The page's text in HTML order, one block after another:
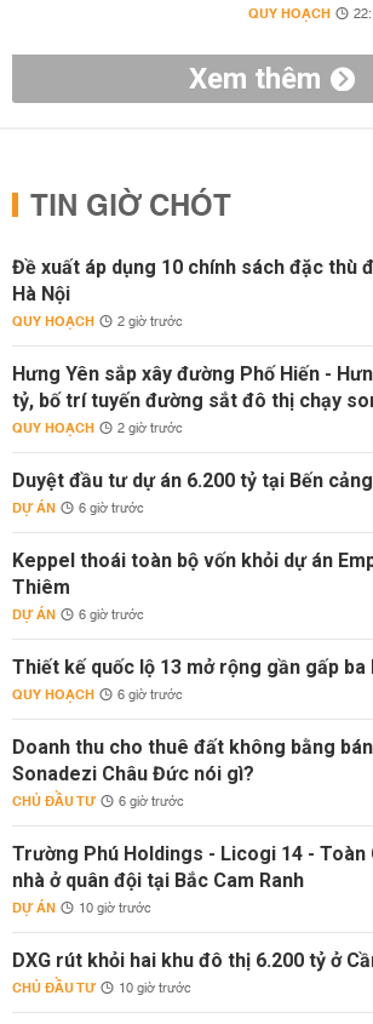
QUY HOẠCH
Xem thêm
TIN GIỜ CHÓT
Đề xuất áp dụng 10 chính sách đặc thù
Hà Nội
QUY HOẠCH 2 giờ trước
Hưng Yên sắp xây đường Phố Hiến -
tỷ, bố trí tuyến đường sắt đô thị chạy
QUY HOẠCH 2 giờ trước
Duyệt đầu tư dự án 6.200 tỷ tại Bến
DỰ ÁN 6 giờ trước
Keppel thoái toàn bộ vốn khỏi dự án
Thiêm
DỰ ÁN 6 giờ trước
Thiết kế quốc lộ 13 mở rộng gần gấp ba
QUY HOẠCH 6 giờ trước
Doanh thu cho thuê đất không bằng
Sonadezi Châu Đức nói gì?
CHỦ ĐẦU TƯ 6 giờ trước
Trường Phú Holdings - Licogi 14 - Toàn
nhà ở quân đội tại Bắc Cam Ranh
DỰ ÁN 10 giờ trước
DXG rút khỏi hai khu đô thị 6.200 tỷ ở
CHỦ ĐẦU TƯ 10 giờ trước